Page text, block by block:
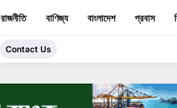
রাজনীতি বাণিজ্য বাংলাদেশ প্রবাস
Contact Us